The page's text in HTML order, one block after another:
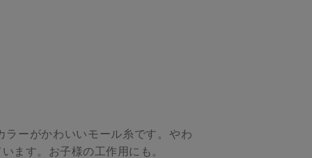
ーがかわいいモール糸です。やわ
ます。お子様の工作用にも。